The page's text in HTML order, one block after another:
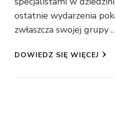
ostatnie wydarzenia
zwłaszcza swojej grupy
DOWIEDZ SIĘ WIĘCEJ